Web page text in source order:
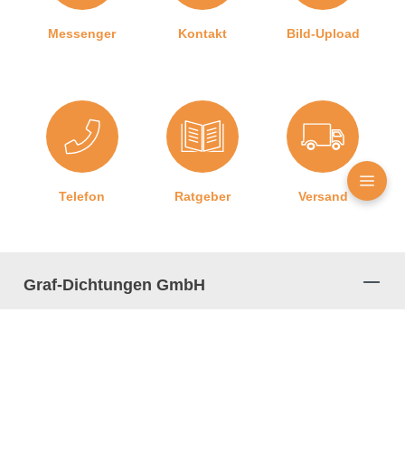
Messenger Kontakt Bild-Upload
Telefon Ratgeber Versand
Graf-Dichtungen GmbH